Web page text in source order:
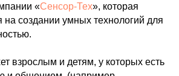
«Сенсор-Тех», которая
на создании умных технологий для
взрослым и детям, у которых есть